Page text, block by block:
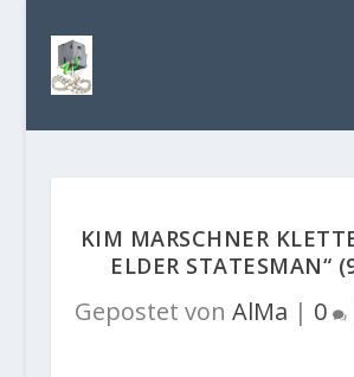
KIM MARSCHNER
ELDER STATESMAN“
Gepostet von AlMa | 0